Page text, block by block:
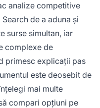
analize competitive
de a aduna și
surse simultan, iar
complexe de
primesc explicații pas
este deosebit de
mai multe
compari opțiuni pe